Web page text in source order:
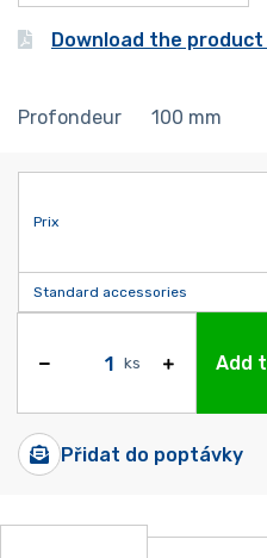
Download the
Profondeur 100 mm
Prix
Standard accessories
ks Add
Přidat do poptávky